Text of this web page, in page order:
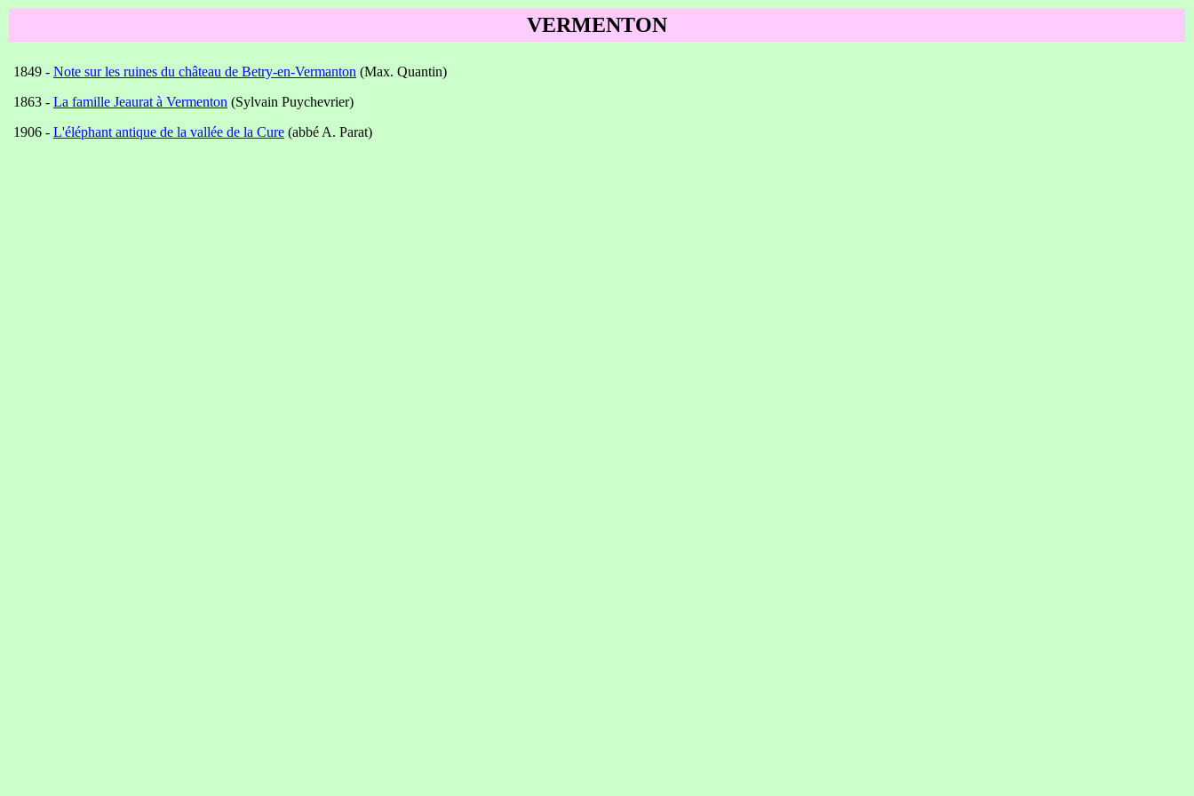
VERMENTON
1849 - Note sur les ruines du château de Betry-en-Vermanton (Max. Quantin)
1863 - La famille Jeaurat à Vermenton (Sylvain Puychevrier)
1906 - L'éléphant antique de la vallée de la Cure (abbé A. Parat)